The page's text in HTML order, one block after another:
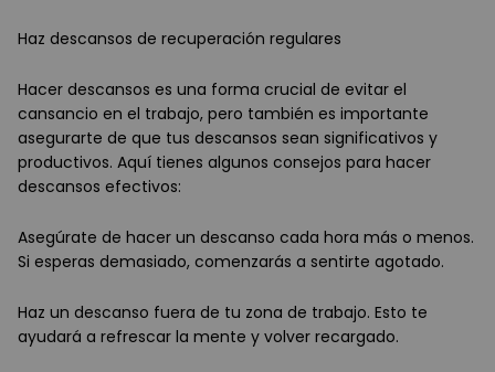
Haz descansos de recuperación regulares
Hacer descansos es una forma crucial de evitar el
cansancio en el trabajo, pero también es importante
asegurarte de que tus descansos sean significativos y
productivos. Aquí tienes algunos consejos para hacer
descansos efectivos:
Asegúrate de hacer un descanso cada hora más o menos.
Si esperas demasiado, comenzarás a sentirte agotado.
Haz un descanso fuera de tu zona de trabajo. Esto te
ayudará a refrescar la mente y volver recargado.